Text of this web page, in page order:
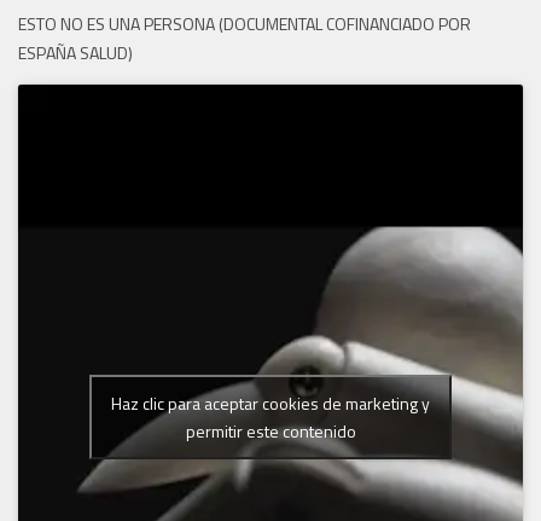
ESTO NO ES UNA PERSONA (DOCUMENTAL COFINANCIADO POR
ESPAÑA SALUD)
Haz clic para aceptar cookies de marketing y
permitir este contenido